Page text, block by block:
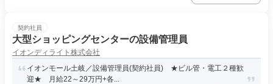
契約社員
大型ショッピングセンターの設備管理員
イオンディライト株式会社
イオンモール土岐／設備管理員(契約社員) ★ビル管・電工２種歓
迎★ 月給22～29万円+各...